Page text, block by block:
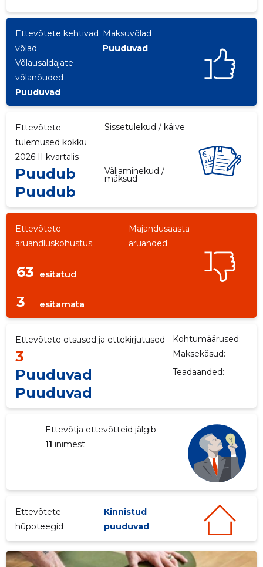
Ettevõtete kehtivad
võlad
Maksuvõlad
Puuduvad
Võlausaldajate
võlanõuded
Puuduvad
Ettevõtete
tulemused kokku
2026 II kvartalis
Sissetulekud / käive
Puudub Väljaminekud /
maksud
Puudub
Ettevõtete
aruandluskohustus
Majandusaasta
aruanded
63 esitatud
3 esitamata
Ettevõtete otsused ja ettekirjutused Kohtumäärused:
3 Maksekäsud:
Puuduvad Teadaanded:
Puuduvad
Ettevõtja ettevõtteid jälgib
11 inimest
Ettevõtete
hüpoteegid
Kinnistud
puuduvad